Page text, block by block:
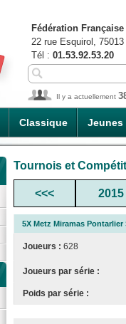
Classique Jeunes
Fédération
22 rue Esquirol,
Tél : 01.53.92.53.20
Il y a actuellement
Tournois et
<<< 2015
5X Metz Miramas
Joueurs : 628
Joueurs par série :
Poids par série :